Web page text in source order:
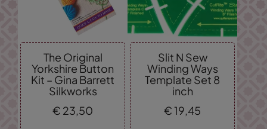
The Original
Yorkshire Button
Kit – Gina Barrett
Silkworks
€ 23,50
Slit N Sew
Winding Ways
Template Set 8
inch
€19,45